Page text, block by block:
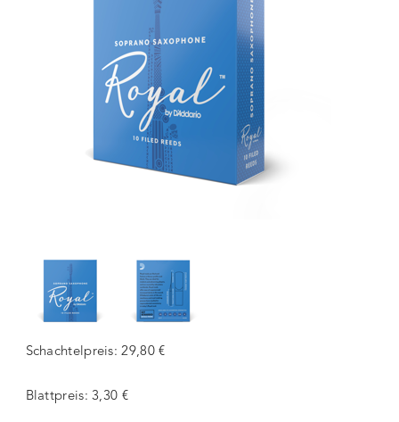
Schachtelpreis: 29,80 €
Blattpreis: 3,30 €